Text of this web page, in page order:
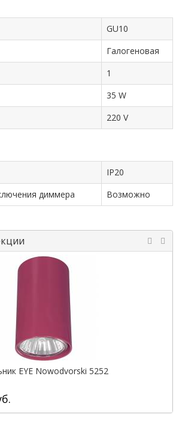
GU10
Галогеновая
1
35 W
220 V
IP20
диммера
Возможно
EYE Nowodvorski 5252